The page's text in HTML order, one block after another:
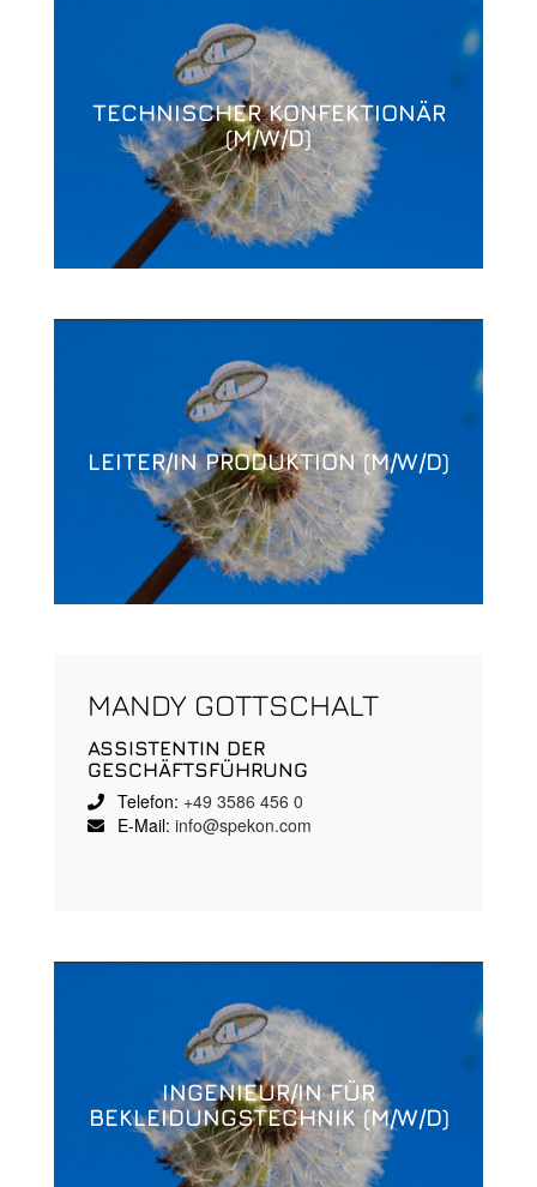
TECHNISCHER KONFEKTIONÄR
(M/W/D)
LEITER/IN PRODUKTION (M/W/D)
MANDY GOTTSCHALT
ASSISTENTIN DER
GESCHÄFTSFÜHRUNG
Telefon: +49 3586 456 0
E-Mail: info@spekon.com
INGENIEUR/IN FÜR
BEKLEIDUNGSTECHNIK (M/W/D)